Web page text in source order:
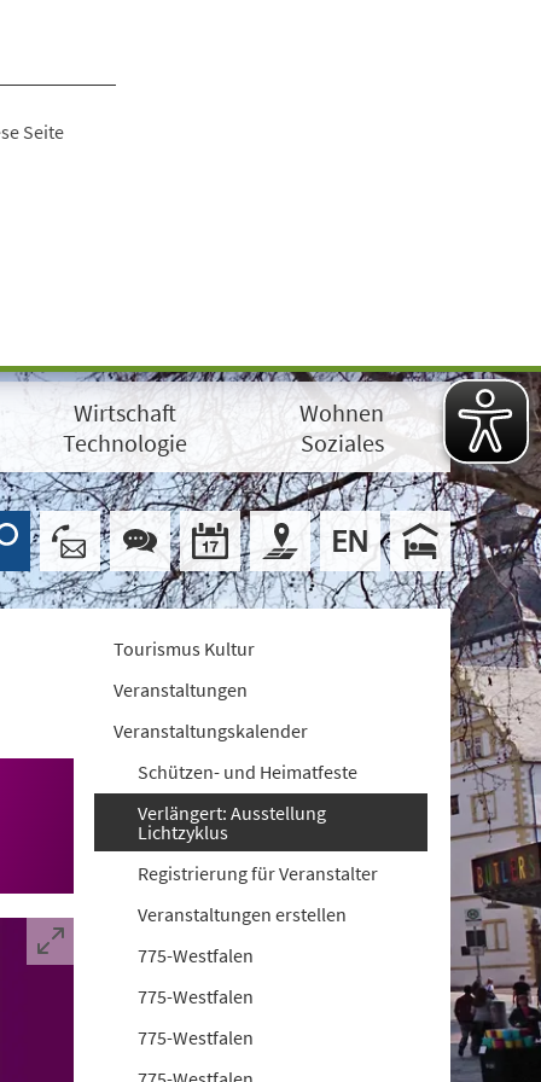
Seite
Wirtschaft
Technologie
Wohnen
Soziales
Tourismus Kultur
Veranstaltungen
Veranstaltungskalender
Schützen- und Heimatfeste
Verlängert: Ausstellung
Lichtzyklus
Registrierung für Veranstalter
Veranstaltungen erstellen
775-Westfalen
775-Westfalen
775-Westfalen